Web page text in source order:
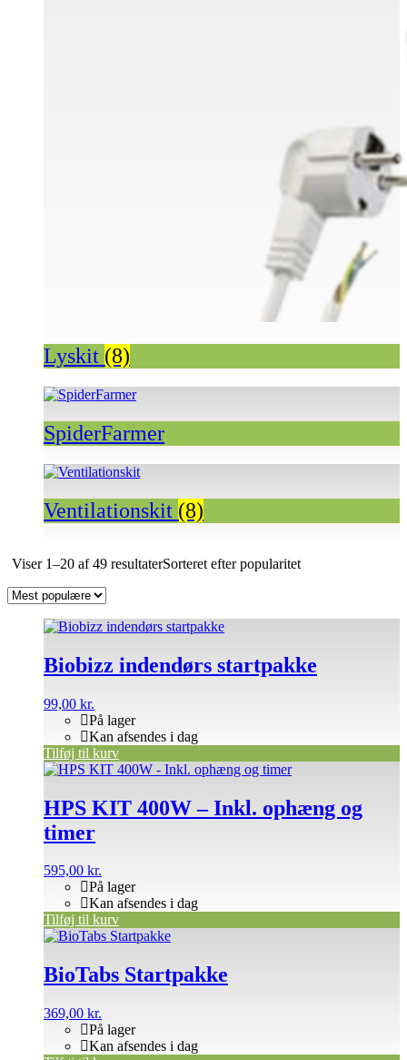
Lyskit (8)
SpiderFarmer
Ventilationskit (8)
Viser 1–20 af 49 resultaterSorteret efter popularitet
Biobizz indendørs startpakke
99,00 kr.
På lager
Kan afsendes i dag
Tilføj til kurv
HPS KIT 400W – Inkl. ophæng og
timer
595,00 kr.
På lager
Kan afsendes i dag
Tilføj til kurv
BioTabs Startpakke
369,00 kr.
På lager
Kan afsendes i dag